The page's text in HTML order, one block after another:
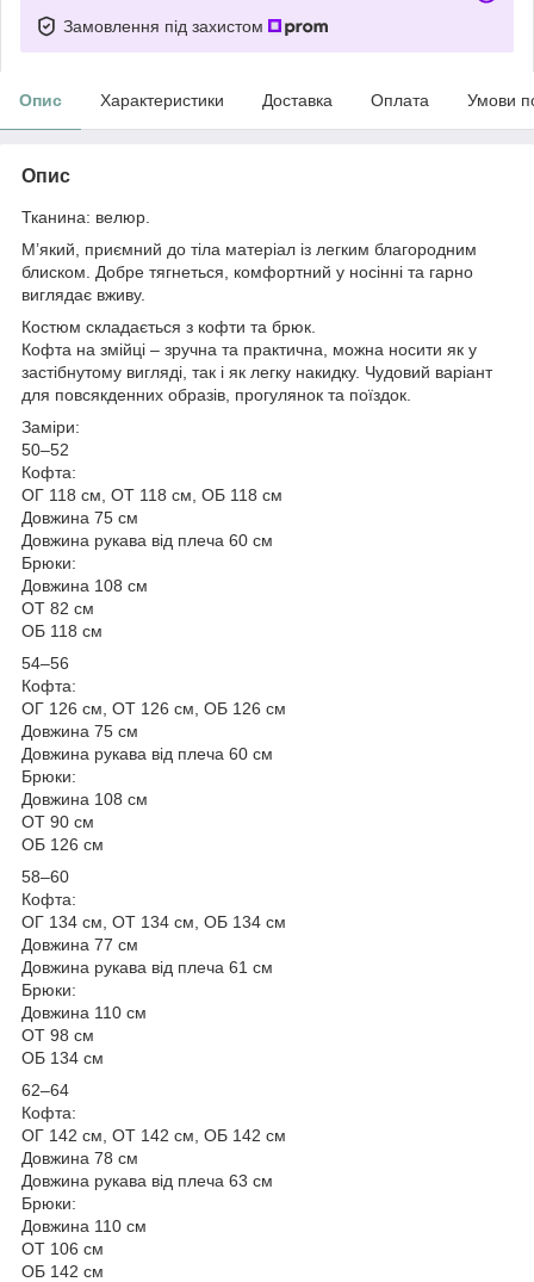
Замовлення під захистом
Опис Характеристики Доставка Оплата Умови
Опис
Тканина: велюр.
М’який, приємний до тіла матеріал із легким благородним
блиском. Добре тягнеться, комфортний у носінні та гарно
виглядає вживу.
Костюм складається з кофти та брюк.
Кофта на змійці – зручна та практична, можна носити як у
застібнутому вигляді, так і як легку накидку. Чудовий варіант
для повсякденних образів, прогулянок та поїздок.
Заміри:
50–52
Кофта:
ОГ 118 см, ОТ 118 см, ОБ 118 см
Довжина 75 см
Довжина рукава від плеча 60 см
Брюки:
Довжина 108 см
ОТ 82 см
ОБ 118 см
54–56
Кофта:
ОГ 126 см, ОТ 126 см, ОБ 126 см
Довжина 75 см
Довжина рукава від плеча 60 см
Брюки:
Довжина 108 см
ОТ 90 см
ОБ 126 см
58–60
Кофта:
ОГ 134 см, ОТ 134 см, ОБ 134 см
Довжина 77 см
Довжина рукава від плеча 61 см
Брюки:
Довжина 110 см
ОТ 98 см
ОБ 134 см
62–64
Кофта:
ОГ 142 см, ОТ 142 см, ОБ 142 см
Довжина 78 см
Довжина рукава від плеча 63 см
Брюки:
Довжина 110 см
ОТ 106 см
ОБ 142 см